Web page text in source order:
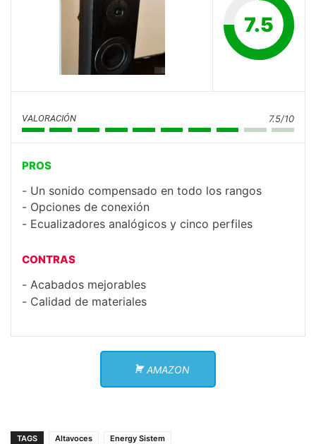
7.5
VALORACIÓN 7.5/10
PROS
Un sonido compensado en todo los rangos
Opciones de conexión
Ecualizadores analógicos y cinco perfiles
CONTRAS
Acabados mejorables
Calidad de materiales
AMAZON
TAGS Altavoces Energy Sistem